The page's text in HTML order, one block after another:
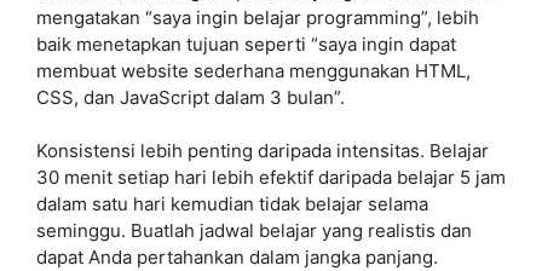
mengatakan “saya ingin belajar programming”, lebih
baik menetapkan tujuan seperti “saya ingin dapat
membuat website sederhana menggunakan HTML,
CSS, dan JavaScript dalam 3 bulan”.
Konsistensi lebih penting daripada intensitas. Belajar
30 menit setiap hari lebih efektif daripada belajar 5 jam
dalam satu hari kemudian tidak belajar selama
seminggu. Buatlah jadwal belajar yang realistis dan
dapat Anda pertahankan dalam jangka panjang.